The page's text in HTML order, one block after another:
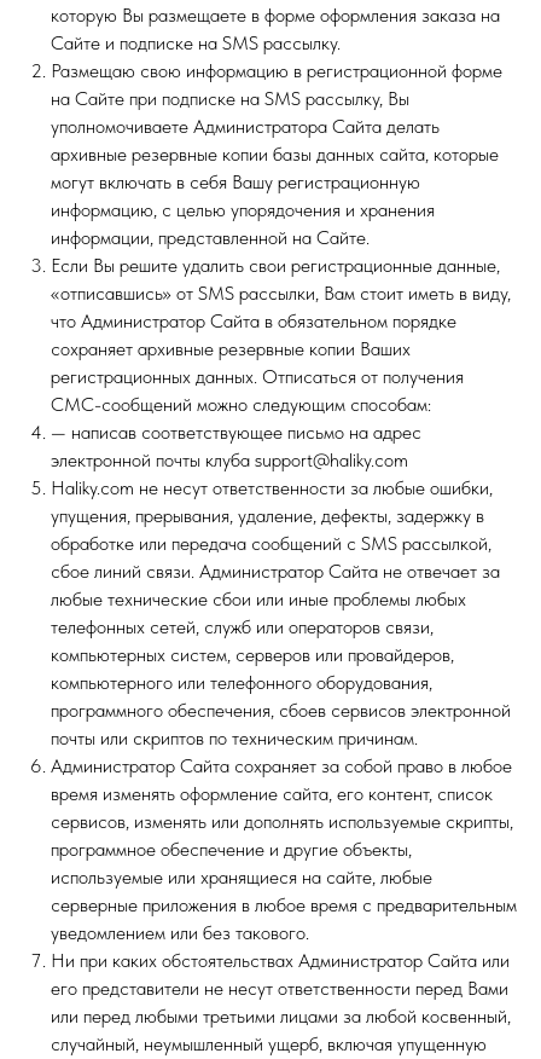
которую Вы размещаете в форме оформления заказа на
Сайте и подписке на SMS рассылку.
Размещаю свою информацию в регистрационной форме
на Сайте при подписке на SMS рассылку, Вы
уполномочиваете Администратора Сайта делать
архивные резервные копии базы данных сайта, которые
могут включать в себя Вашу регистрационную
информацию, с целью упорядочения и хранения
информации, представленной на Сайте.
Если Вы решите удалить свои регистрационные данные,
«отписавшись» от SMS рассылки, Вам стоит иметь в виду,
что Администратор Сайта в обязательном порядке
сохраняет архивные резервные копии Ваших
регистрационных данных. Отписаться от получения
СМС-сообщений можно следующим способам:
— написав соответствующее письмо на адрес
электронной почты клуба support@haliky.com
Haliky.com не несут ответственности за любые ошибки,
упущения, прерывания, удаление, дефекты, задержку в
обработке или передача сообщений с SMS рассылкой,
сбое линий связи. Администратор Сайта не отвечает за
любые технические сбои или иные проблемы любых
телефонных сетей, служб или операторов связи,
компьютерных систем, серверов или провайдеров,
компьютерного или телефонного оборудования,
программного обеспечения, сбоев сервисов электронной
почты или скриптов по техническим причинам.
Администратор Сайта сохраняет за собой право в любое
время изменять оформление сайта, его контент, список
сервисов, изменять или дополнять используемые скрипты,
программное обеспечение и другие объекты,
используемые или хранящиеся на сайте, любые
серверные приложения в любое время с предварительным
уведомлением или без такового.
Ни при каких обстоятельствах Администратор Сайта или
его представители не несут ответственности перед Вами
или перед любыми третьими лицами за любой косвенный,
случайный, неумышленный ущерб, включая упущенную